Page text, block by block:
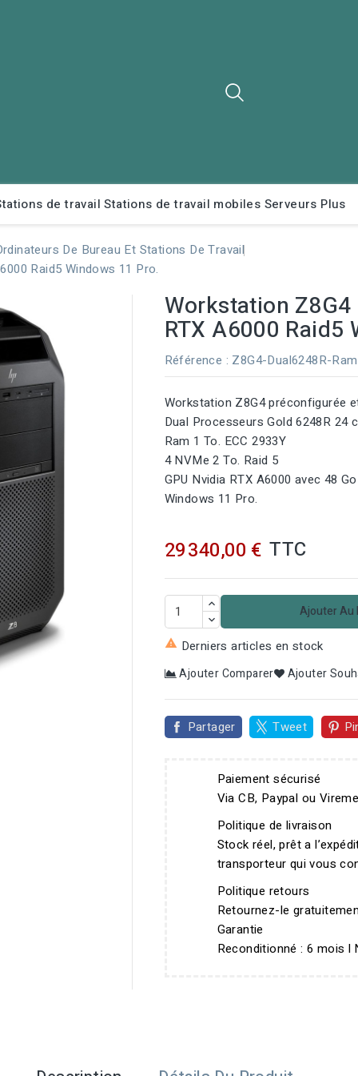
de travail Stations de travail mobiles Serveurs Plus
De Bureau Et Stations De Travail
Raid5 Windows 11 Pro.
Workstation Z8G4
RTX A6000 Raid5
Référence : Z8G4-Dual6248R-
Workstation Z8G4 préconfigurée
Dual Processeurs Gold 6248R
Ram 1 To. ECC 2933Y
4 NVMe 2 To. Raid 5
GPU Nvidia RTX A6000 avec 48
Windows 11 Pro.
29 340,00 € TTC
Ajouter Au
 Derniers articles en stock
Ajouter Comparer Ajouter
Partager Tweet
Paiement sécurisé
Via CB, Paypal ou
Politique de livraison
Stock réel, prêt a
transporteur qui vous
Politique retours
Retournez-le
Garantie
Reconditionné : 6 mois l